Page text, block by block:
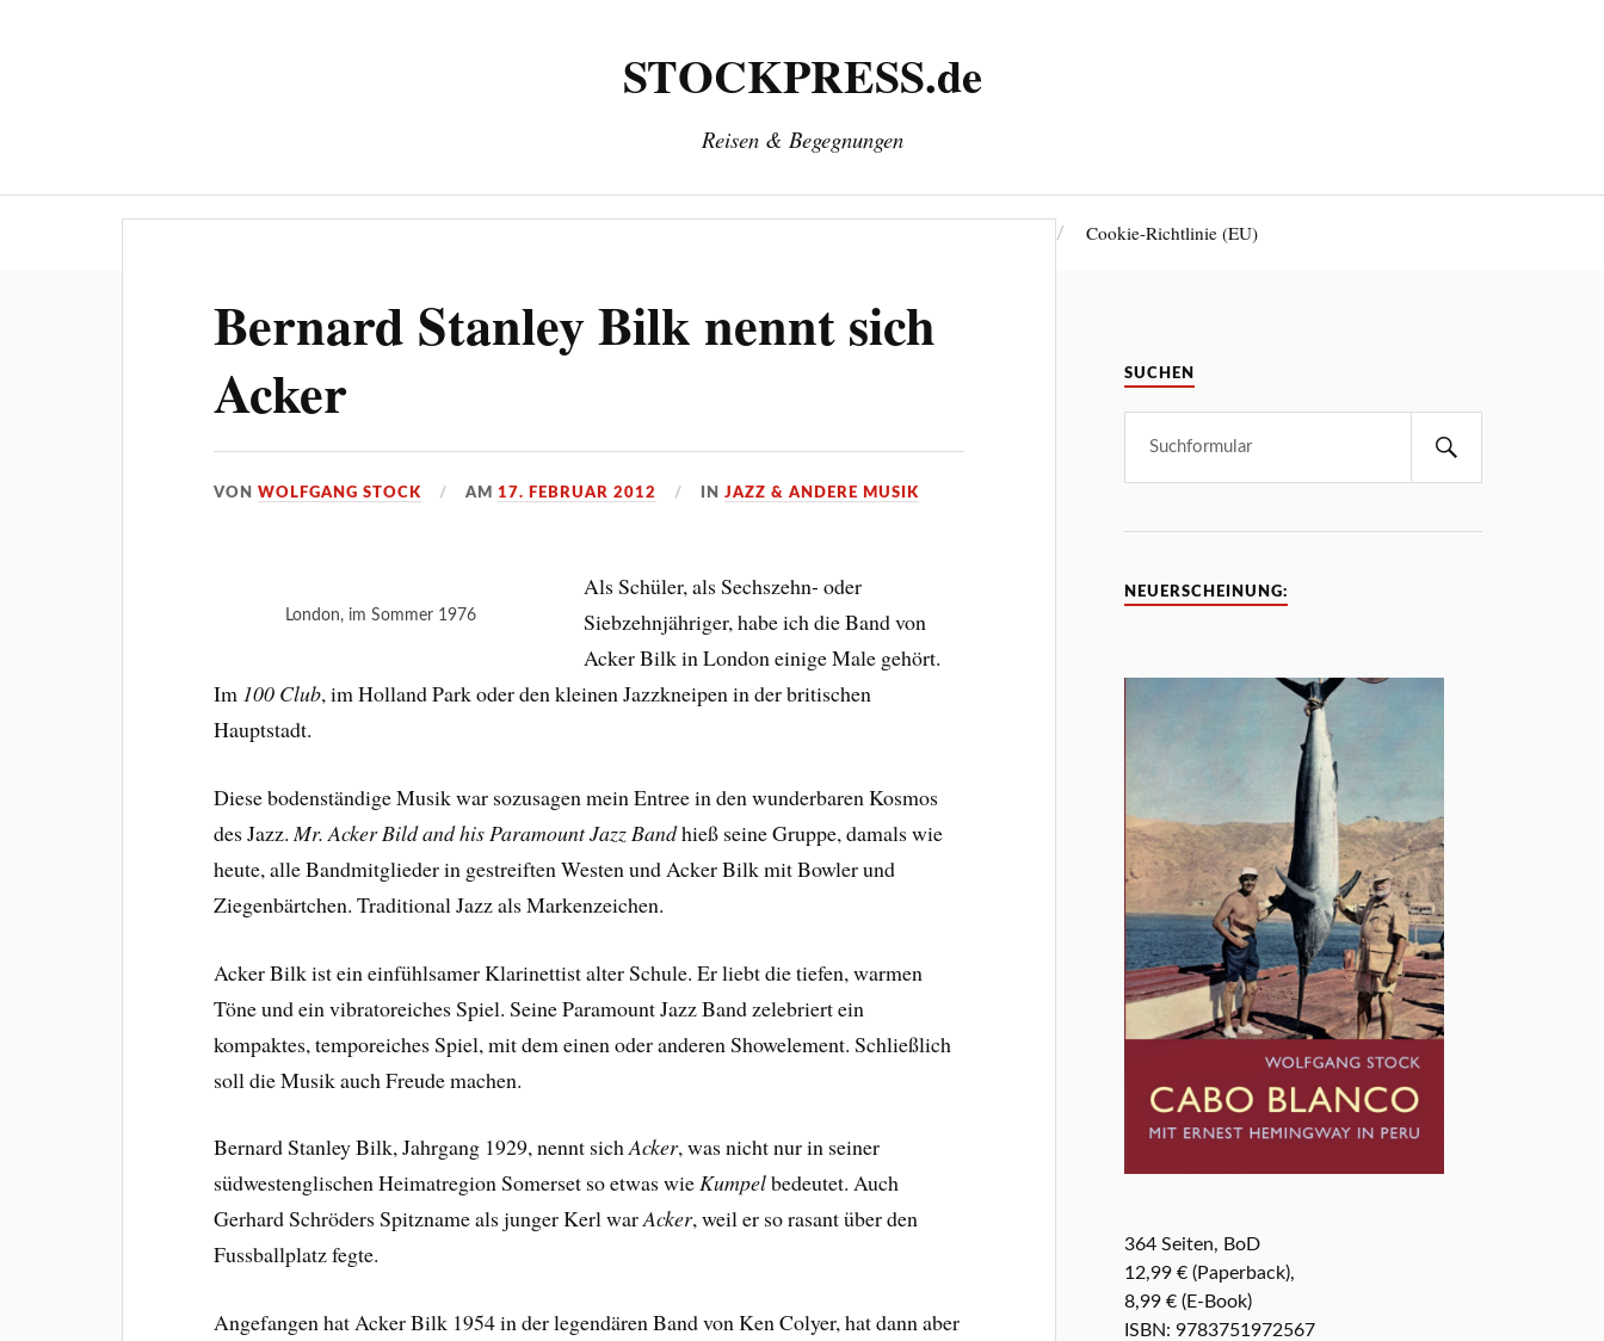
STOCKPRESS.de
Reisen & Begegnungen
Cookie-Richtlinie (EU)
Bernard Stanley Bilk nennt sich
Acker
VONWOLFGANG STOCK AM17. FEBRUAR 2012 INJAZZ & ANDERE MUSIK
London, im Sommer 1976
Als Schüler, als Sechszehn- oder
Siebzehnjähriger, habe ich die Band von
Acker Bilk in London einige Male gehört.
Im 100 Club, im Holland Park oder den kleinen Jazzkneipen in der britischen
Hauptstadt.
Diese bodenständige Musik war sozusagen mein Entree in den wunderbaren Kosmos
des Jazz. Mr. Acker Bild and his Paramount Jazz Bandhieß seine Gruppe, damals wie
heute, alle Bandmitglieder in gestreiften Westen und Acker Bilk mit Bowler und
Ziegenbärtchen. Traditional Jazz als Markenzeichen.
Acker Bilk ist ein einfühlsamer Klarinettist alter Schule. Er liebt die tiefen, warmen
Töne und ein vibratoreiches Spiel. Seine Paramount Jazz Band zelebriert ein
kompaktes, temporeiches Spiel, mit dem einen oder anderen Showelement. Schließlich
soll die Musik auch Freude machen.
Bernard Stanley Bilk, Jahrgang 1929, nennt sichAcker, was nicht nur in seiner
südwestenglischen Heimatregion Somerset so etwas wieKumpelbedeutet. Auch
Gerhard Schröders Spitzname als junger Kerl warAcker, weil er so rasant über den
Fussballplatz fegte.
Angefangen hat Acker Bilk 1954 in der legendären Band von Ken Colyer, hat dann aber
SUCHEN
NEUERSCHEINUNG:
364 Seiten, BoD
12,99 € (Paperback),
8,99 € (E-Book)
ISBN: 9783751972567